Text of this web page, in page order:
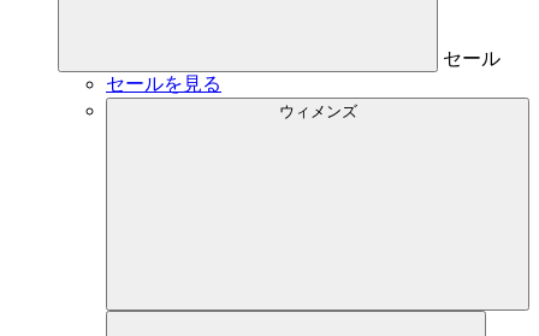
セール
セールを見る
ウィメンズ